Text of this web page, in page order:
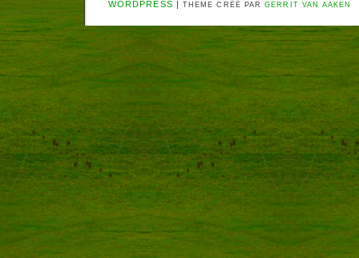
WORDPRESS | THEME CRÉÉ PARGERRIT VAN AAKEN